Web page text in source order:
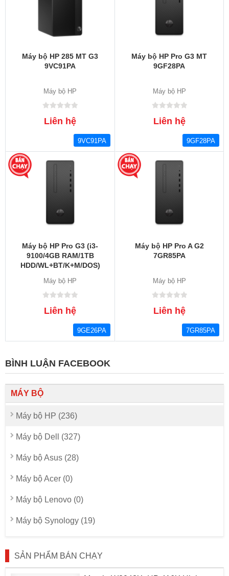
Máy bộ HP 285 MT G3
9VC91PA
Máy bộ HP
Liên hệ
9VC91PA
Máy bộ HP Pro G3 MT
9GF28PA
Máy bộ HP
Liên hệ
9GF28PA
Máy bộ HP Pro G3 (i3-
9100/4GB RAM/1TB
HDD/WL+BT/K+M/DOS)
Máy bộ HP
Liên hệ
9GE26PA
Máy bộ HP Pro A G2
7GR85PA
Máy bộ HP
Liên hệ
7GR85PA
BÌNH LUẬN FACEBOOK
MÁY BỘ
Máy bộ HP (236)
Máy bộ Dell (327)
Máy bộ Asus (28)
Máy bộ Acer (0)
Máy bộ Lenovo (0)
Máy bộ Synology (19)
SẢN PHẨM BÁN CHẠY